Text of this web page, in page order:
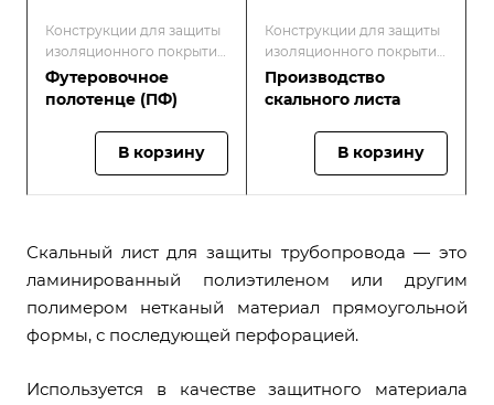
Конструкции для защиты
изоляционного покрытия
труб
Футеровочное
полотенце (ПФ)
В корзину
Конструкции для защиты
изоляционного покрытия
труб
Производство
скального листа
В корзину
Скальный лист для защиты трубопровода — это
ламинированный полиэтиленом или другим
полимером нетканый материал прямоугольной
формы, с последующей перфорацией.
Используется в качестве защитного материала